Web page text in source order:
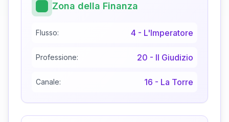
Zona della Finanza
Flusso: 4 - L'Imperatore
Professione: 20 - Il Giudizio
Canale: 16 - La Torre